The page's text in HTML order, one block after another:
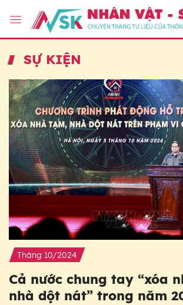
SỰ KIỆN
Tháng 10/2024
Cả nước chung tay “xóa
nhà dột nát” trong năm